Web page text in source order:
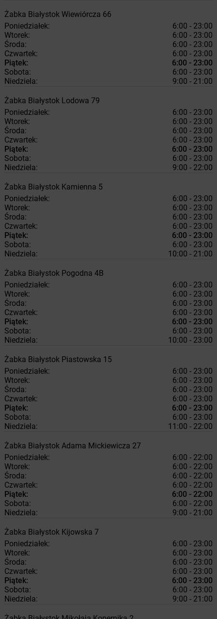
Żabka Białystok Wiewiórcza 66
Poniedziałek:
6:00 - 23:00
Wtorek:
6:00 - 23:00
Środa:
6:00 - 23:00
Czwartek:
6:00 - 23:00
Piątek:
6:00 - 23:00
Sobota:
6:00 - 23:00
Niedziela:
9:00 - 21:00
Żabka Białystok Lodowa 79
Poniedziałek:
6:00 - 23:00
Wtorek:
6:00 - 23:00
Środa:
6:00 - 23:00
Czwartek:
6:00 - 23:00
Piątek:
6:00 - 23:00
Sobota:
6:00 - 23:00
Niedziela:
9:00 - 22:00
Żabka Białystok Kamienna 5
Poniedziałek:
6:00 - 23:00
Wtorek:
6:00 - 23:00
Środa:
6:00 - 23:00
Czwartek:
6:00 - 23:00
Piątek:
6:00 - 23:00
Sobota:
6:00 - 23:00
Niedziela:
10:00 - 21:00
Żabka Białystok Pogodna 4B
Poniedziałek:
6:00 - 23:00
Wtorek:
6:00 - 23:00
Środa:
6:00 - 23:00
Czwartek:
6:00 - 23:00
Piątek:
6:00 - 23:00
Sobota:
6:00 - 23:00
Niedziela:
10:00 - 23:00
Żabka Białystok Piastowska 15
Poniedziałek:
6:00 - 23:00
Wtorek:
6:00 - 23:00
Środa:
6:00 - 23:00
Czwartek:
6:00 - 23:00
Piątek:
6:00 - 23:00
Sobota:
6:00 - 23:00
Niedziela:
11:00 - 22:00
Żabka Białystok Adama Mickiewicza 27
Poniedziałek:
6:00 - 22:00
Wtorek:
6:00 - 22:00
Środa:
6:00 - 22:00
Czwartek:
6:00 - 22:00
Piątek:
6:00 - 22:00
Sobota:
6:00 - 22:00
Niedziela:
9:00 - 21:00
Żabka Białystok Kijowska 7
Poniedziałek:
6:00 - 23:00
Wtorek:
6:00 - 23:00
Środa:
6:00 - 23:00
Czwartek:
6:00 - 23:00
Piątek:
6:00 - 23:00
Sobota:
6:00 - 23:00
Niedziela:
9:00 - 21:00